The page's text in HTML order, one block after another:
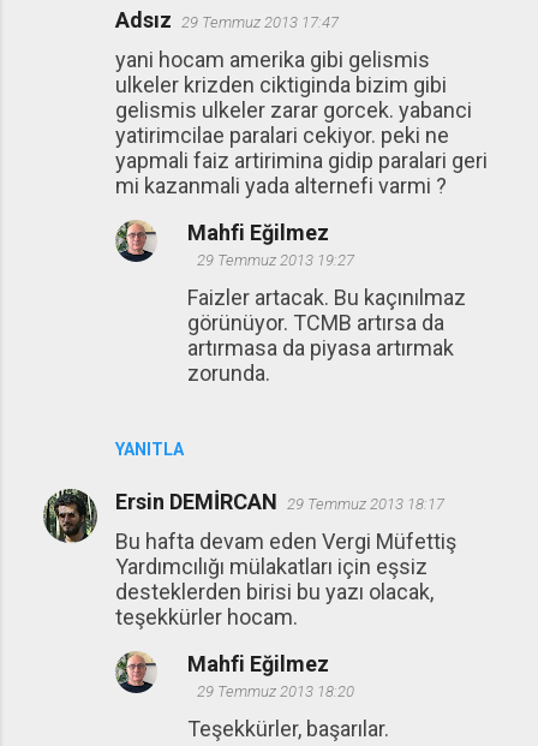
Adsız 29 Temmuz 2013 17:47
yani hocam amerika gibi gelismis
ulkeler krizden ciktiginda bizim gibi
gelismis ulkeler zarar gorcek. yabanci
yatirimcilae paralari cekiyor. peki ne
yapmali faiz artirimina gidip paralari geri
mi kazanmali yada alternefi varmi ?
YANITLA
Mahfi Eğilmez
29 Temmuz 2013 19:27
Faizler artacak. Bu kaçınılmaz
görünüyor. TCMB artırsa da
artırmasa da piyasa artırmak
zorunda.
Ersin DEMİRCAN 29 Temmuz 2013 18:17
Bu hafta devam eden Vergi Müfettiş
Yardımcılığı mülakatları için eşsiz
desteklerden birisi bu yazı olacak,
teşekkürler hocam.
Mahfi Eğilmez
29 Temmuz 2013 18:20
Teşekkürler, başarılar.